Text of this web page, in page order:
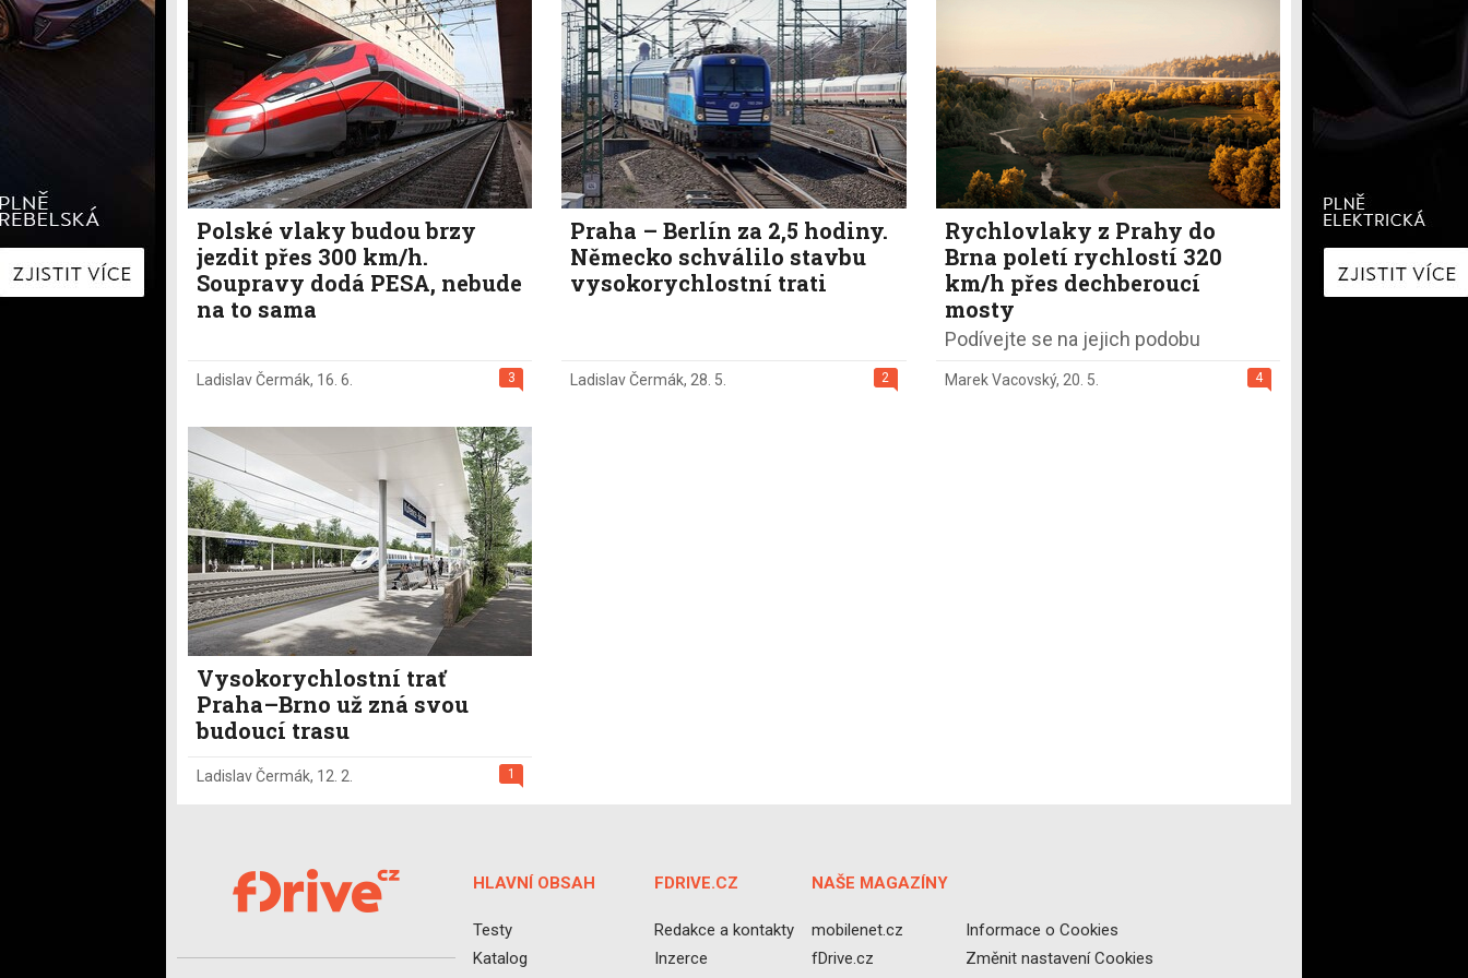
Hyundai
Kia
Mercedes-Benz
Peugeot
Renault
Škoda
Tesla
Volkswagen
Ostatní
Hyundai
Kia
Lexus
Mercedes-Benz
Renault
Škoda
Toyota
Volkswagen
Volvo
Ostatní
Eco-Rally
Ostatní
Autonomní řízení
Carsharing
Systémy a technologie
Veřejná doprava
Nabíjení a nabíjecí
stanice
Redakční články
Ostatní
Nabíjíme elektromobil
Technologie v autech
Historie elektromobilů
Polské vlaky budou brzy
jezdit přes 300 km/h.
Soupravy dodá PESA, nebude
na to sama
3
Ladislav Čermák, 16. 6.
Praha – Berlín za 2,5 hodiny.
Německo schválilo stavbu
vysokorychlostní trati
2
Ladislav Čermák,28. 5.
Rychlovlaky z Prahy do
Brna poletí rychlostí 320
km/h přes dechberoucí
mosty
Podívejte se na jejich podobu
4
Marek Vacovský, 20. 5.
Vysokorychlostní trať
Praha–Brno už zná svou
budoucí trasu
1
Ladislav Čermák, 12. 2.
HLAVNÍ OBSAH
Testy
Katalog
FDRIVE.CZ
Redakce a kontakty
Inzerce
NAŠE MAGAZÍNY
mobilenet.cz
fDrive.cz
Informace o Cookies
Změnit nastavení Cookies